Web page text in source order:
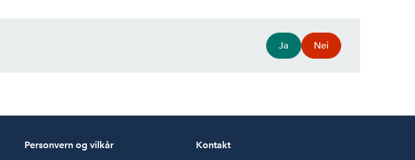
Ja Nei
Personvern og vilkår Kontakt